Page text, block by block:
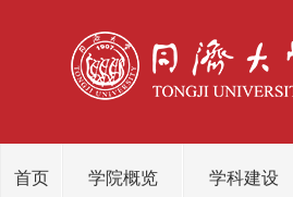
首页 学院概览 学科建设